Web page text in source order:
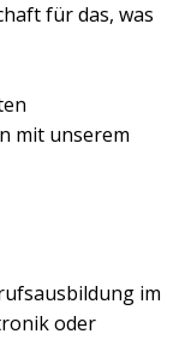
für das, was
mit unserem
im
oder